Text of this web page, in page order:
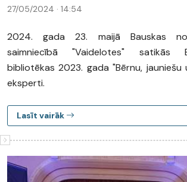
27/05/2024 · 14:54
2024. gada 23. maijā Bauskas
saimniecībā "Vaidelotes" satikās
bibliotēkas 2023. gada "Bērnu, jauniešu
eksperti.
Lasīt vairāk